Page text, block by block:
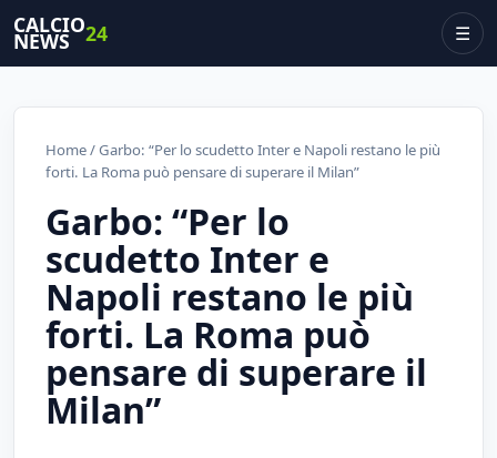
CALCIO
NEWS 24 ☰
Home/ Garbo: “Per lo scudetto Inter e Napoli restano le più
forti. La Roma può pensare di superare il Milan”
Garbo: “Per lo
scudetto Inter e
Napoli restano le più
forti. La Roma può
pensare di superare il
Milan”